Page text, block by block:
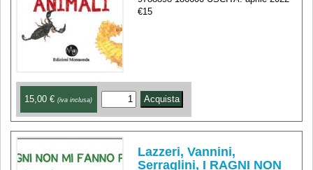
€15
15,00 € (iva inclusa)
Lazzeri, Vannini,
Serraglini, I RAGNI NON